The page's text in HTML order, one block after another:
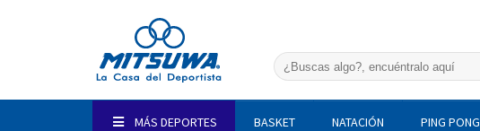
Buscar
por:
MÁS DEPORTES BASKET NATACIÓN PING PONG